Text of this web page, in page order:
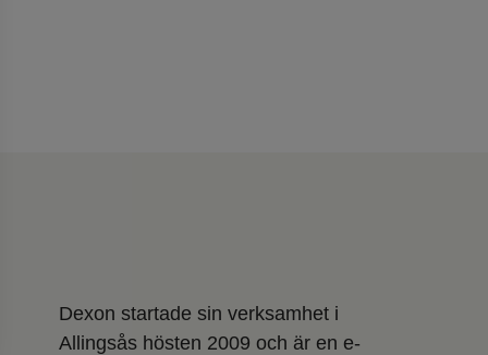
Dexon startade sin verksamhet i
Allingsås hösten 2009 och är en e-